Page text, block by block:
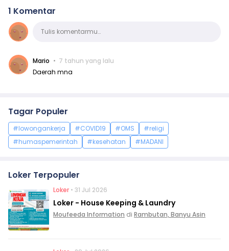
1 Komentar
KomentarTulis komentarmu…
Mario
7 tahun yang lalu
Daerah mna
Tagar Populer
#lowongankerja #COVID19 #OMS
#religi
#humaspemerintah
#kesehatan #MADANI
Loker Terpopuler
Loker • 31 Jul 2026
Loker - House Keeping & Laundry
Moufeeda Information di Rambutan, Banyu Asin